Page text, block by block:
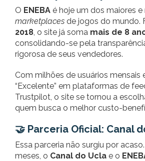
O ENEBA é hoje um dos maiores
marketplaces de jogos do mundo.
2018, o site já soma mais de 8
consolidando-se pela
rigorosa de seus vendedores.
Com milhões de usuários mensais
“Excelente” em plataformas de
Trustpilot, o site se tornou a
quem busca o melhor custo-
🤝 Parceria Oficial: Canal
Essa parceria não surgiu por
meses, o Canal do Ucla e o